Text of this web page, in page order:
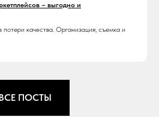
– выгодно и
потери качества. Организация, съемка и
ПОСТЫ